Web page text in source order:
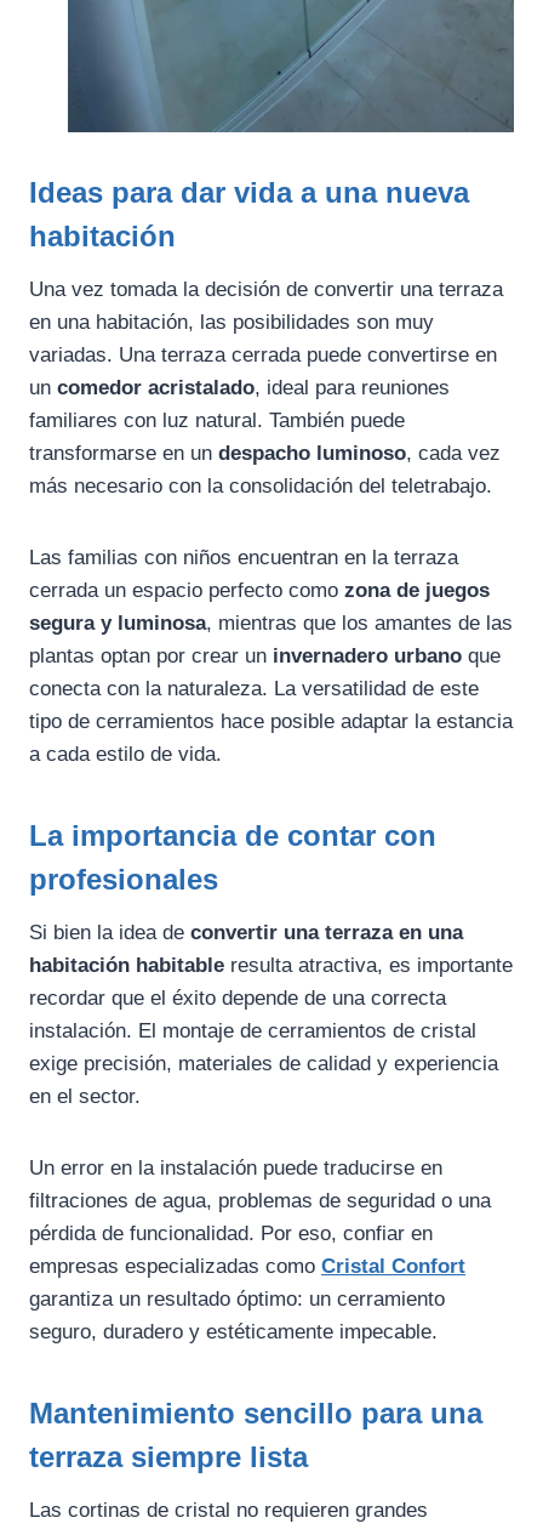
Ideas para dar vida a una nueva
habitación
Una vez tomada la decisión de convertir una terraza
en una habitación, las posibilidades son muy
variadas. Una terraza cerrada puede convertirse en
un comedor acristalado, ideal para reuniones
familiares con luz natural. También puede
transformarse en un despacho luminoso, cada vez
más necesario con la consolidación del teletrabajo.
Las familias con niños encuentran en la terraza
cerrada un espacio perfecto como zona de juegos
segura y luminosa, mientras que los amantes de las
plantas optan por crear un invernadero urbano que
conecta con la naturaleza. La versatilidad de este
tipo de cerramientos hace posible adaptar la estancia
a cada estilo de vida.
La importancia de contar con
profesionales
Si bien la idea de convertir una terraza en una
habitación habitable resulta atractiva, es importante
recordar que el éxito depende de una correcta
instalación. El montaje de cerramientos de cristal
exige precisión, materiales de calidad y experiencia
en el sector.
Un error en la instalación puede traducirse en
filtraciones de agua, problemas de seguridad o una
pérdida de funcionalidad. Por eso, confiar en
empresas especializadas como Cristal Confort
garantiza un resultado óptimo: un cerramiento
seguro, duradero y estéticamente impecable.
Mantenimiento sencillo para una
terraza siempre lista
Las cortinas de cristal no requieren grandes